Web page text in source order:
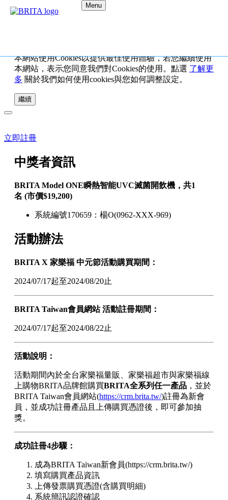
本網站使用Cookies以提供最佳使用體驗，若您繼續使用
本網站，表示您同意我們對Cookies的使用。點選 了解更
多 關於我們如何使用cookies與您如何調整設定。
繼續
Menu
立即註冊
中獎者資訊
BRITA Model ONE瞬熱智能UVC滅菌開飲機，共1
名 (市價$19,200)
系統編號170659：楊O(0962-XXX-969)
活動辦法
BRITA X 家樂福 中元節活動購買期間：
2024/07/17起至2024/08/20止
BRITA Taiwan會員網站 活動註冊期間：
2024/07/17起至2024/08/22止
活動說明：
活動期間內於全台家樂福量販、家樂福超市與家樂福線
上購物BRITA品牌館購買BRITA全系列任一產品 ，並於
BRITA Taiwan會員網站(https://crm.brita.tw/)註冊為新會
員，並成功註冊產品且上傳購買憑證後，即可參加抽
獎。
成功註冊4步驟：
成為BRITA Taiwan新會員(https://crm.brita.tw/)
填寫購買產品資訊
上傳發票購買憑證(含購買明細)
系統簡訊認證確認